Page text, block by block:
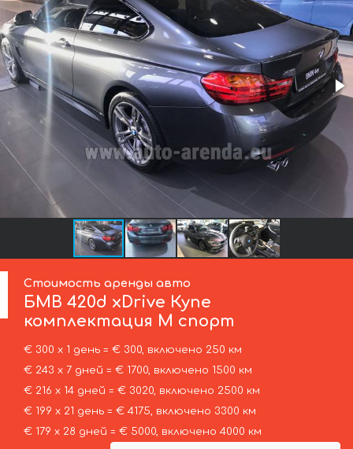
Стоимость аренды авто
БМВ420d xDrive Купе
комплектация М спорт
€ 300 х 1 день = € 300, включено 250 км
€ 243 х 7 дней = € 1700, включено 1500 км
€ 216 х 14 дней = € 3020, включено 2500 км
€ 199 х 21 день = € 4175, включено 3300 км
€ 179 х 28 дней = € 5000, включено 4000 км